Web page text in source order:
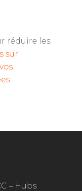
réduire les
sur
.
– Hubs